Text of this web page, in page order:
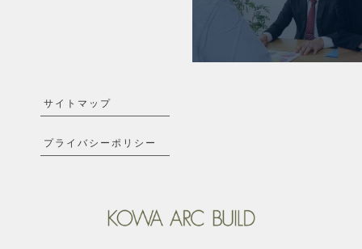
サイトマップ
プライバシーポリシー